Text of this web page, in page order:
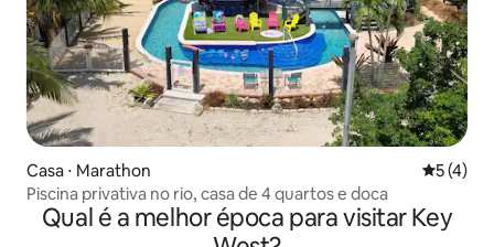
Casa ⋅ Marathon 5 de
5 (4)
Piscina privativa no rio, casa de 4 quartos e doca
Qual é a melhor época para visitar Key